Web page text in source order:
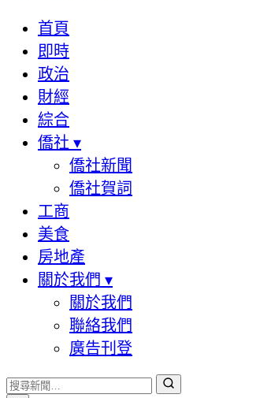
首頁
即時
政治
財經
綜合
僑社 ▾
僑社新聞
僑社賀詞
工商
美食
房地產
關於我們 ▾
關於我們
聯絡我們
廣告刊登